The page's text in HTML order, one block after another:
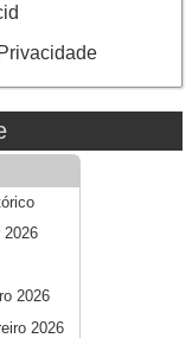
2026
2026
2026